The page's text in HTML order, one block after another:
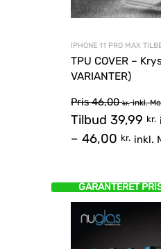
IPHONE 11 PRO MAX
TPU COVER –
VARIANTER)
Pris46,00kr. inkl.
Tilbud 39,99 kr.
– 46,00 kr. inkl.
GARANTERET